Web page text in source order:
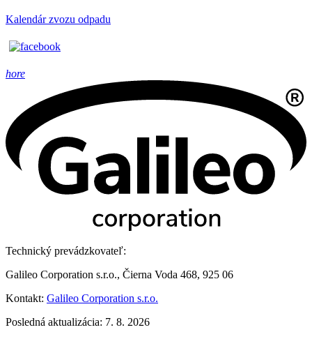
Kalendár zvozu odpadu
hore
Technický prevádzkovateľ:
Galileo Corporation s.r.o., Čierna Voda 468, 925 06
Kontakt: Galileo Corporation s.r.o.
Posledná aktualizácia: 7. 8. 2026